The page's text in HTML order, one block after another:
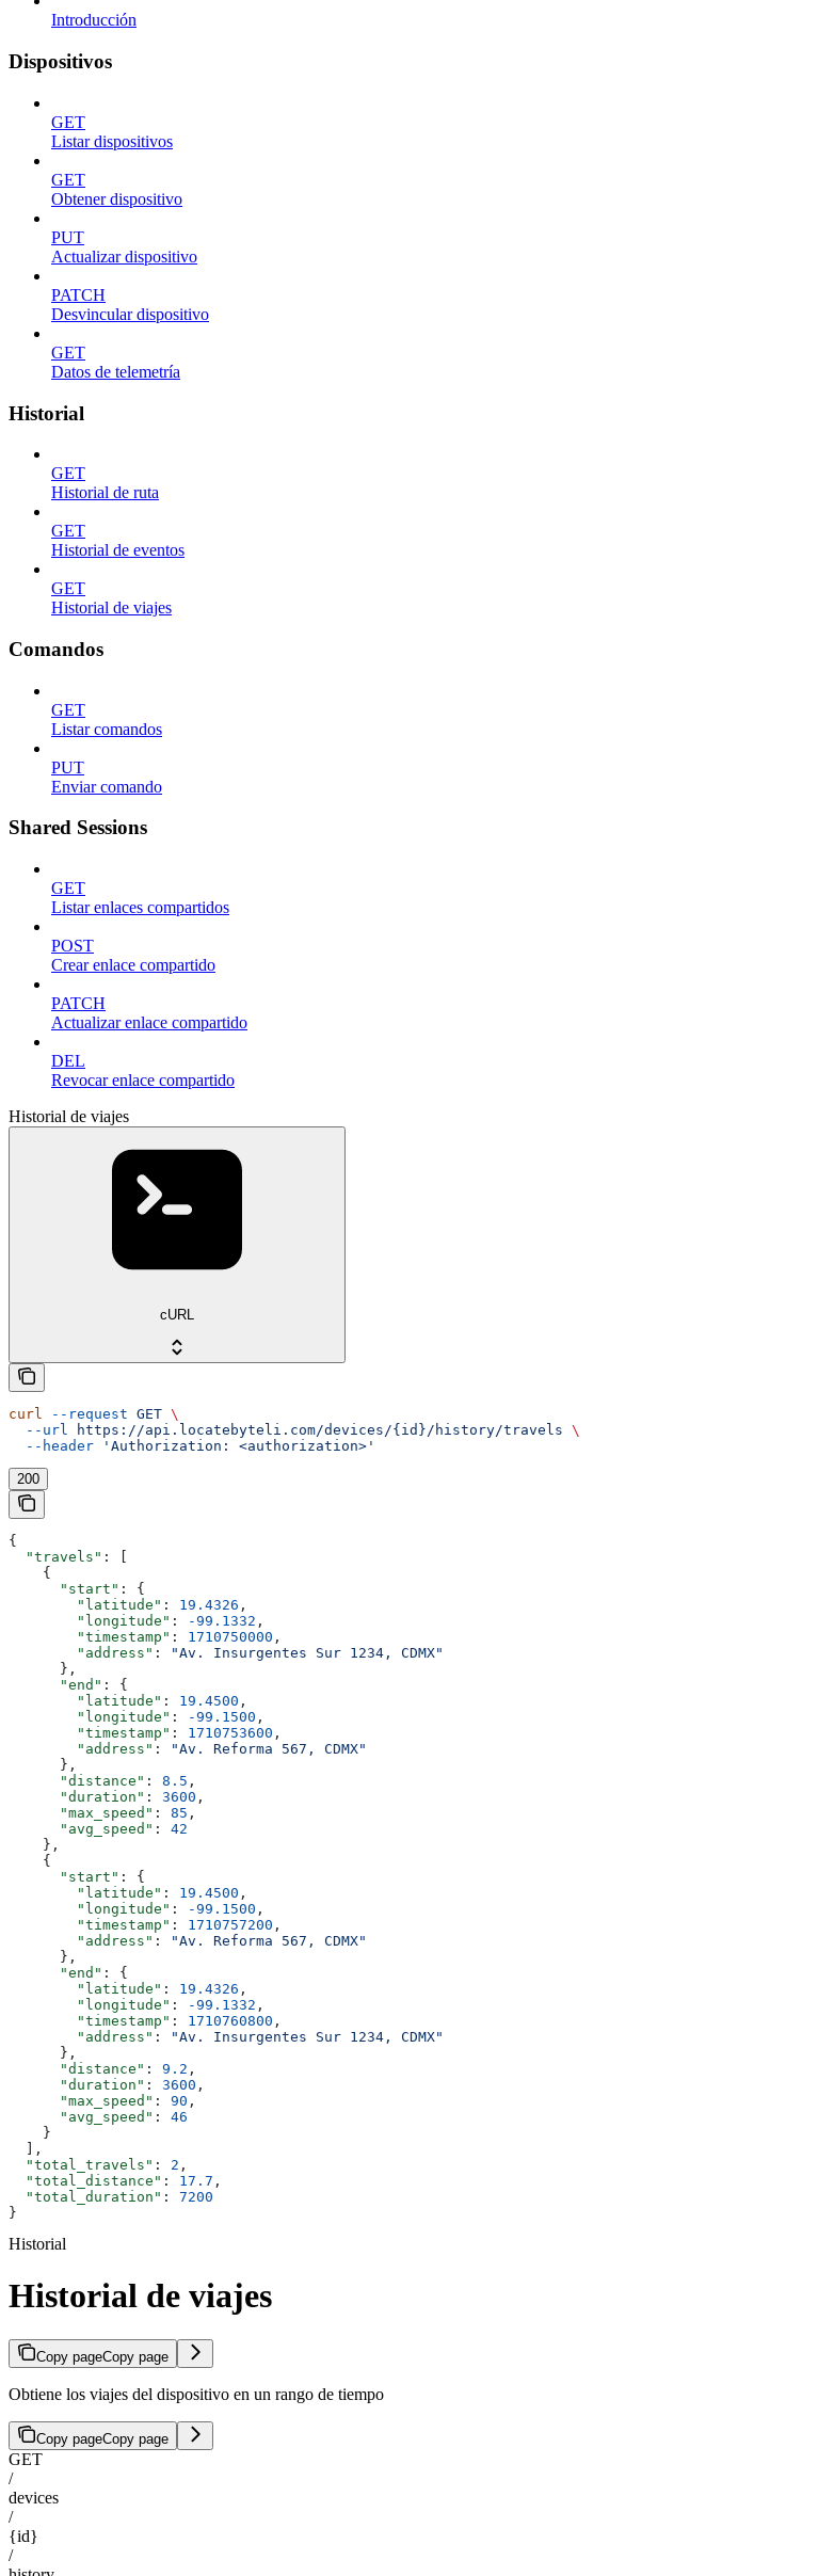
Introducción
Dispositivos
GET
Listar dispositivos
GET
Obtener dispositivo
PUT
Actualizar dispositivo
PATCH
Desvincular dispositivo
GET
Datos de telemetría
Historial
GET
Historial de ruta
GET
Historial de eventos
GET
Historial de viajes
Comandos
GET
Listar comandos
PUT
Enviar comando
Shared Sessions
GET
Listar enlaces compartidos
POST
Crear enlace compartido
PATCH
Actualizar enlace compartido
DEL
Revocar enlace compartido
Historial de viajes
cURL
curl --request GET \
  --url
https://api.locatebyteli.com/devices/{id}/history/travels \
  --header
'Authorization: <authorization>'
200
{
  "travels"
: [
    {
      "start"
: {
        "latitude"
: 19.4326 ,
        "longitude"
: -99.1332 ,
        "timestamp"
: 1710750000 ,
        "address"
:
"Av. Insurgentes Sur 1234, CDMX"
      },
      "end"
: {
        "latitude"
: 19.4500 ,
        "longitude"
: -99.1500 ,
        "timestamp"
: 1710753600 ,
        "address"
:
"Av. Reforma 567, CDMX"
      },
      "distance"
: 8.5 ,
      "duration"
: 3600 ,
      "max_speed"
: 85 ,
      "avg_speed"
: 42
    },
    {
      "start"
: {
        "latitude"
: 19.4500 ,
        "longitude"
: -99.1500 ,
        "timestamp"
: 1710757200 ,
        "address"
:
"Av. Reforma 567, CDMX"
      },
      "end"
: {
        "latitude"
: 19.4326 ,
        "longitude"
: -99.1332 ,
        "timestamp"
: 1710760800 ,
        "address"
:
"Av. Insurgentes Sur 1234, CDMX"
      },
      "distance"
: 9.2 ,
      "duration"
: 3600 ,
      "max_speed"
: 90 ,
      "avg_speed"
: 46
    }
  ],
  "total_travels"
: 2 ,
  "total_distance"
: 17.7 ,
  "total_duration"
: 7200
}
Historial
Historial de viajes
Copy pageCopy page
Obtiene los viajes del dispositivo en un rango de tiempo
Copy pageCopy page
GET
/
devices
/
{id}
/